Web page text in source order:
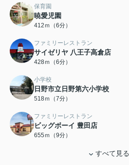
保育園
暁愛児園
412ｍ（6分）
ファミリーレストラン
サイゼリヤ 八王子高倉店
428ｍ（6分）
小学校
日野市立日野第六小学校
518ｍ（7分）
ファミリーレストラン
ビッグボーイ 豊田店
655ｍ（9分）
すべて見る